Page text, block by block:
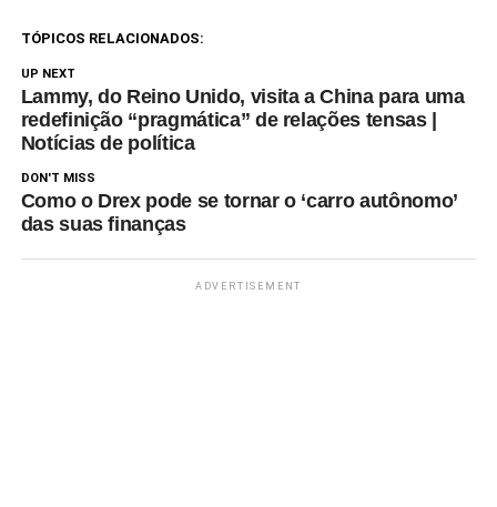
TÓPICOS RELACIONADOS:
UP NEXT
Lammy, do Reino Unido, visita a China para uma
redefinição “pragmática” de relações tensas |
Notícias de política
DON'T MISS
Como o Drex pode se tornar o ‘carro autônomo’
das suas finanças
ADVERTISEMENT